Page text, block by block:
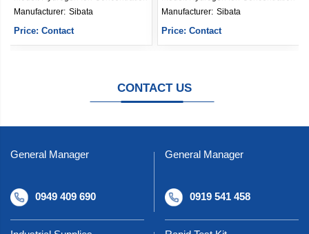
Sibata
Price: Contact
Manufacturer: Sibata
Price: Contact
CONTACT US
General Manager
0949 409 690
General Manager
0919 541 458